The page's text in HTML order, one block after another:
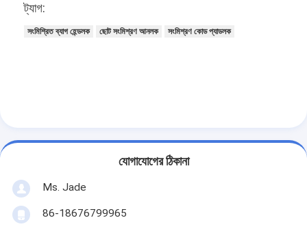
ধাতব স্লাইডিং দরজার লক
বাথরুমের ক্যাবিনেটের সেট
আসবাবপত্রের হ্যান্ডল এবং বোতাম
ট্যাগ:
সংমিশ্রিত ব্যাগ হেন্ডলক ছোট সংমিশ্রণ আনলক সংমিশ্রণ কোড প্যাডলক
যোগাযোগের ঠিকানা
Ms. Jade
86-18676799965